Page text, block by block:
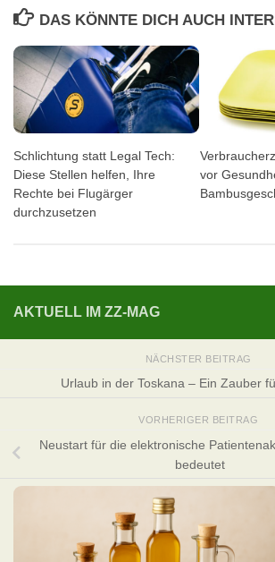
DAS KÖNNTE DICH AUCH
Schlichtung statt Legal Tech:
Diese Stellen helfen, Ihre
Rechte bei Flugärger
durchzusetzen
vor
AKTUELL IM ZZ-MAG
NÄCHSTER BEITRAG
Urlaub in der Toskana – Ein Zauber
VORHERIGER BEITRAG
Neustart für die elektronische
bedeutet